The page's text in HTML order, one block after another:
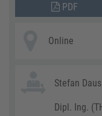
PDF
Online
Stefan
Dipl. Ing.